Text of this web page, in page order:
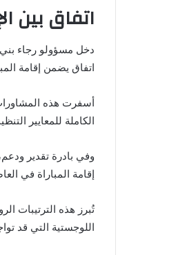
اتفاق بين
دخل مسؤولو رجاء بني
اتفاق يضمن إقامة
أسفرت هذه
الكاملة للمعايير
وفي بادرة تقدير
إقامة المباراة في
تُبرز هذه الترتيبات
اللوجستية التي قد